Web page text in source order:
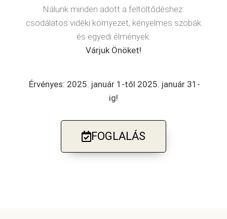
Nálunk minden adott a feltöltődéshez:
csodálatos vidéki környezet, kényelmes szobák
és egyedi élmények.
Várjuk Önöket!
Érvényes: 2025. január 1-től 2025. január 31-
ig!
FOGLALÁS